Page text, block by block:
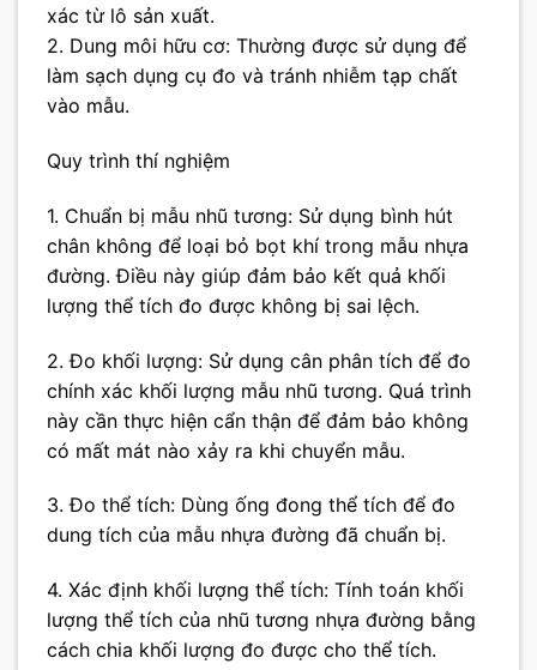
xác từ lô sản xuất.
2. Dung môi hữu cơ: Thường được sử dụng để
làm sạch dụng cụ đo và tránh nhiễm tạp chất
vào mẫu.
Quy trình thí nghiệm
1. Chuẩn bị mẫu nhũ tương: Sử dụng bình hút
chân không để loại bỏ bọt khí trong mẫu nhựa
đường. Điều này giúp đảm bảo kết quả khối
lượng thể tích đo được không bị sai lệch.
2. Đo khối lượng: Sử dụng cân phân tích để đo
chính xác khối lượng mẫu nhũ tương. Quá trình
này cần thực hiện cẩn thận để đảm bảo không
có mất mát nào xảy ra khi chuyển mẫu.
3. Đo thể tích: Dùng ống đong thể tích để đo
dung tích của mẫu nhựa đường đã chuẩn bị.
4. Xác định khối lượng thể tích: Tính toán khối
lượng thể tích của nhũ tương nhựa đường bằng
cách chia khối lượng đo được cho thể tích.